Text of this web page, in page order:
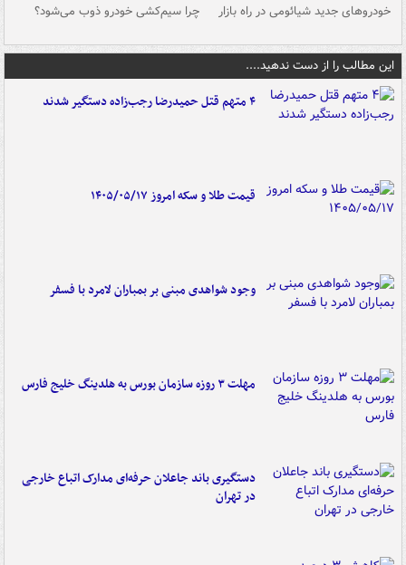
خودروهای جدید شیائومی در راه بازار چرا سیم‌کشی خودرو ذوب می‌شود؟
این مطالب را از دست ندهید....
۴ متهم قتل حمیدرضا رجب‌زاده دستگیر شدند
قیمت طلا و سکه امروز ۱۴۰۵/۰۵/۱۷
وجود شواهدی مبنی بر بمباران لامرد با فسفر
مهلت ۳ روزه سازمان بورس به هلدینگ خلیج فارس
دستگیری باند جاعلان حرفه‌ای مدارک اتباع خارجی
در تهران